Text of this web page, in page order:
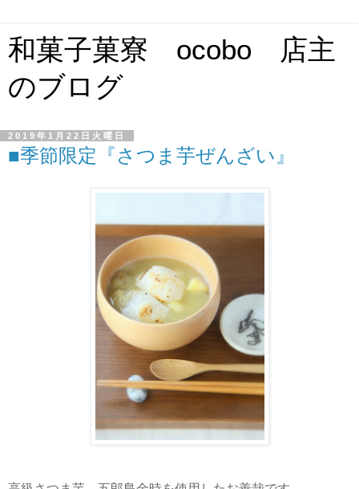
和菓子菓寮 ocobo 店主
のブログ
2019年1月22日火曜日
■季節限定『さつま芋ぜんざい』